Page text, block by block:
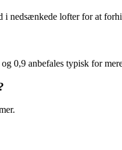
i nedsænkede lofter for at
0,9 anbefales typisk for